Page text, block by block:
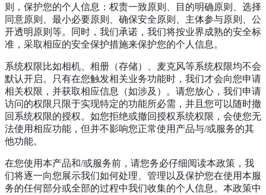
则，保护您的个人信息：权责一致原则、目的明确原则、选择
同意原则、最小必要原则、确保安全原则、主体参与原则、公
开透明原则等。同时，我们承诺，我们将按业界成熟的安全标
准，采取相应的安全保护措施来保护您的个人信息。
系统权限比如相机、相册（存储）、麦克风等系统权限均不会
默认开启。只有在您触发相关业务功能时，我们才会向您申请
相关权限，并获取相应信息（如涉及）。请您放心，我们申请
访问的权限只限于实现特定的功能所必需，并且您可以随时撤
回系统权限的授权。如您拒绝或撤回授权系统权限，会使您无
法使用相应功能，但并不影响您正常使用产品与/或服务的其
他功能。
在您使用本产品和/或服务前，请您务必仔细阅读本政策，我
们将逐一向您展示我们如何处理、管理以及保护您在使用本服
务的任何部分或全部的过程中我们收集的个人信息。本政策中